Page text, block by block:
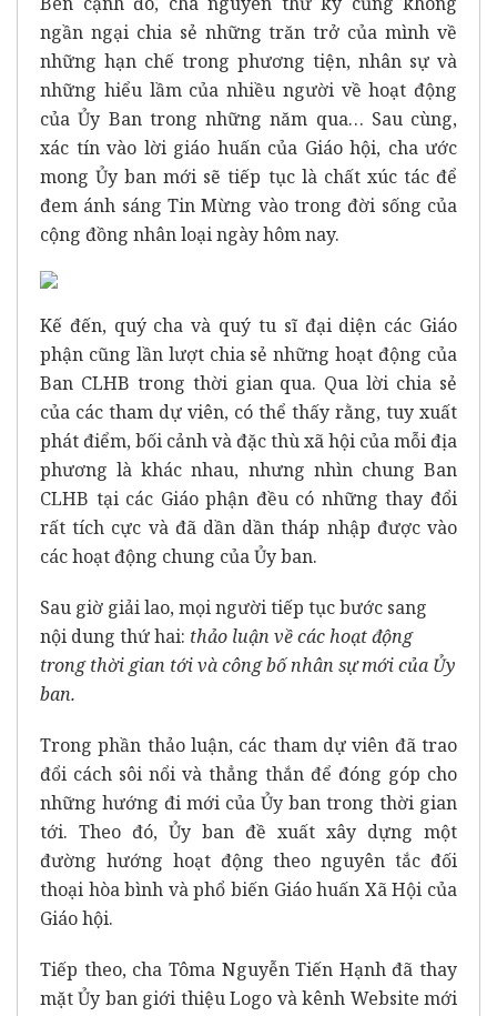
ngần ngại chia sẻ những trăn trở của mình về
những hạn chế trong phương tiện, nhân sự và
những hiểu lầm của nhiều người về hoạt động
của Ủy Ban trong những năm qua… Sau cùng,
xác tín vào lời giáo huấn của Giáo hội, cha ước
mong Ủy ban mới sẽ tiếp tục là chất xúc tác để
đem ánh sáng Tin Mừng vào trong đời sống của
cộng đồng nhân loại ngày hôm nay.
Kế đến, quý cha và quý tu sĩ đại diện các Giáo
phận cũng lần lượt chia sẻ những hoạt động của
Ban CLHB trong thời gian qua. Qua lời chia sẻ
của các tham dự viên, có thể thấy rằng, tuy xuất
phát điểm, bối cảnh và đặc thù xã hội của mỗi địa
phương là khác nhau, nhưng nhìn chung Ban
CLHB tại các Giáo phận đều có những thay đổi
rất tích cực và đã dần dần tháp nhập được vào
các hoạt động chung của Ủy ban.
Sau giờ giải lao, mọi người tiếp tục bước sang
nội dung thứ hai: thảo luận về các hoạt động
trong thời gian tới và công bố nhân sự mới của Ủy
ban.
Trong phần thảo luận, các tham dự viên đã trao
đổi cách sôi nổi và thẳng thắn để đóng góp cho
những hướng đi mới của Ủy ban trong thời gian
tới. Theo đó, Ủy ban đề xuất xây dựng một
đường hướng hoạt động theo nguyên tắc đối
thoại hòa bình và phổ biến Giáo huấn Xã Hội của
Giáo hội.
Tiếp theo, cha Tôma Nguyễn Tiến Hạnh đã thay
mặt Ủy ban giới thiệu Logo và kênh Website mới